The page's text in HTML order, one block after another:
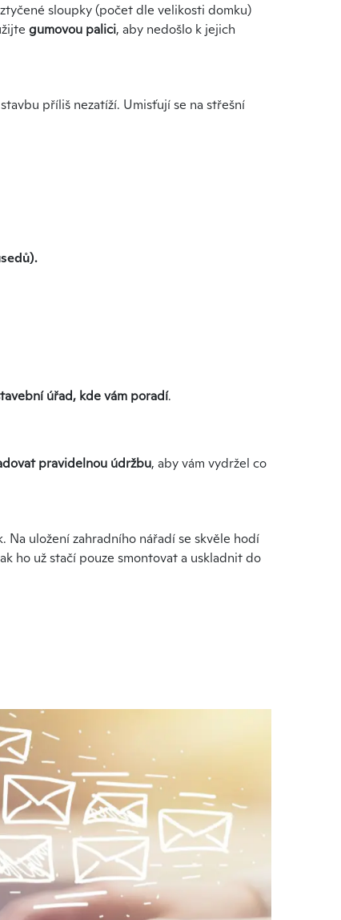
sloupky (počet dle velikosti domku)
gumovou palici, aby nedošlo k jejich
příliš nezatíží. Umisťují se na střešní
úřad, kde vám poradí.
pravidelnou údržbu, aby vám vydržel co
uložení zahradního nářadí se skvěle hodí
ho už stačí pouze smontovat a uskladnit do